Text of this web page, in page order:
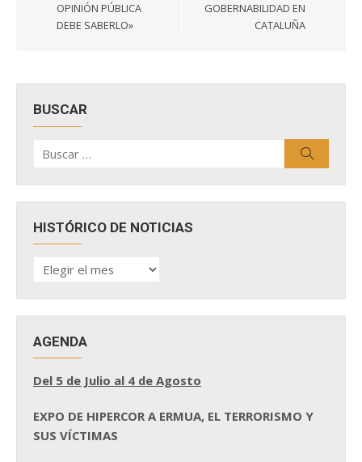
OPINIÓN PÚBLICA
DEBE SABERLO»
GOBERNABILIDAD EN
CATALUÑA
BUSCAR
por:
HISTÓRICO DE NOTICIAS
HISTÓRICO
DE
AGENDA
Del 5 de Julio al 4 de Agosto
EXPO DE HIPERCOR A ERMUA, EL TERRORISMO Y
SUS VÍCTIMAS